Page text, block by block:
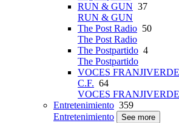
RUN & GUN 37
RUN & GUN
The Post Radio 50
The Post Radio
The Postpartido 4
The Postpartido
VOCES
C.F. 64
VOCES
Entretenimiento 359
Entretenimiento
See more